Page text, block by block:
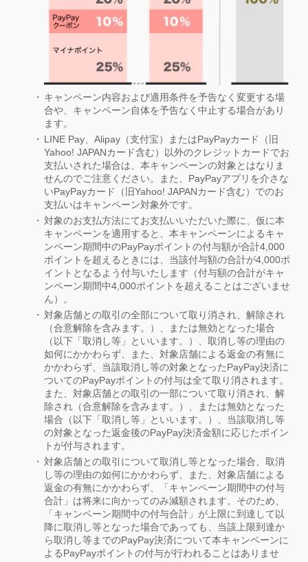
キャンペーン内容および適用条件を予告なく変更する場
合や、キャンペーン自体を予告なく中止する場合があり
ます。
LINE Pay、Alipay（支付宝）またはPayPayカード（旧
Yahoo! JAPANカード含む）以外のクレジットカードでお
支払いされた場合は、本キャンペーンの対象とはなりま
せんのでご注意ください。また、PayPayアプリを介さな
いPayPayカード（旧Yahoo! JAPANカード含む）でのお
支払いはキャンペーン対象外です。
対象のお支払方法にてお支払いいただいた際に、仮に本
キャンペーンを適用すると、本キャンペーンによるキャ
ンペーン期間中のPayPayポイントの付与額が合計4,000
ポイントを超えるときには、当該付与額の合計が4,000ポ
イントとなるよう付与いたします（付与額の合計がキャ
ンペーン期間中4,000ポイントを超えることはございませ
ん）。
対象店舗との取引の全部について取り消され、解除され
（合意解除を含みます。）、または無効となった場合
（以下「取消し等」といいます。）、取消し等の理由の
如何にかかわらず、また、対象店舗による返金の有無に
かかわらず、当該取消し等の対象となったPayPay決済に
ついてのPayPayポイントの付与は全て取り消されます。
また、対象店舗との取引の一部について取り消され、解
除され（合意解除を含みます。）、または無効となった
場合（以下「取消し等」といいます。）、当該取消し等
の対象となった返金後のPayPay決済金額に応じたポイン
トが付与されます。
対象店舗との取引について取消し等となった場合、取消
し等の理由の如何にかかわらず、また、対象店舗による
返金の有無にかかわらず、「キャンペーン期間中の付与
合計」は将来に向かってのみ減額されます。そのため、
「キャンペーン期間中の付与合計」が上限に到達して以
降に取消し等となった場合であっても、当該上限到達か
ら取消し等までのPayPay決済について本キャンペーンに
よるPayPayポイントの付与が行われることはありませ